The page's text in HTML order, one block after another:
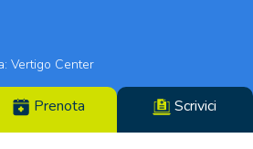
Vertigo Center
Modenese srl | Sede
Arquà, 5 | Eyecare Clinic,
Prenota Scrivici